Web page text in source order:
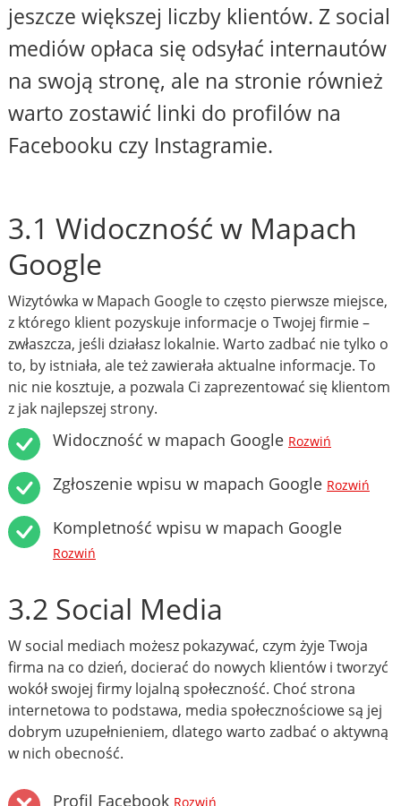
jeszcze większej liczby klientów. Z social
mediów opłaca się odsyłać internautów
na swoją stronę, ale na stronie również
warto zostawić linki do profilów na
Facebooku czy Instagramie.
3.1 Widoczność w Mapach
Google
Wizytówka w Mapach Google to często pierwsze miejsce,
z którego klient pozyskuje informacje o Twojej firmie –
zwłaszcza, jeśli działasz lokalnie. Warto zadbać nie tylko o
to, by istniała, ale też zawierała aktualne informacje. To
nic nie kosztuje, a pozwala Ci zaprezentować się klientom
z jak najlepszej strony.
Widoczność w mapach Google Rozwiń
Zgłoszenie wpisu w mapach Google Rozwiń
Kompletność wpisu w mapach Google
Rozwiń
3.2 Social Media
W social mediach możesz pokazywać, czym żyje Twoja
firma na co dzień, docierać do nowych klientów i tworzyć
wokół swojej firmy lojalną społeczność. Choć strona
internetowa to podstawa, media społecznościowe są jej
dobrym uzupełnieniem, dlatego warto zadbać o aktywną
w nich obecność.
Profil Facebook